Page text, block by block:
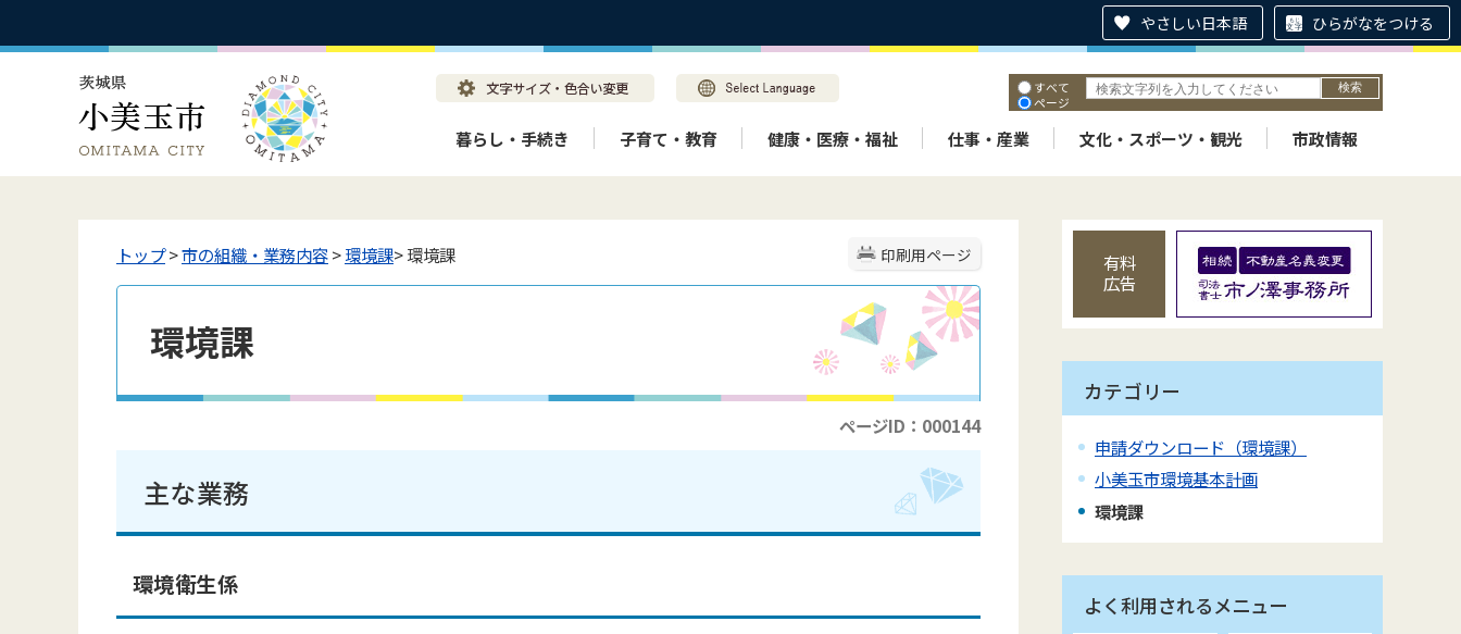
やさしい日本語 ひらがなをつける
すべて
ページ
暮らし・手続き 子育て・教育 健康・医療・福祉 仕事・産業 文化・スポーツ・観光 市政情報
印刷用ページ
トップ>市の組織・業務内容>環境課> 環境課
環境課
ページID：000144
主な業務
環境衛生係
有料
広告
カテゴリー
申請ダウンロード（環境課）
小美玉市環境基本計画
環境課
よく利用されるメニュー